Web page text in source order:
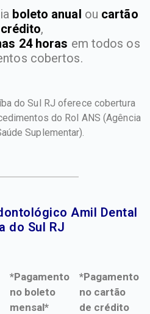
boleto anual ou cartão
,
24 horas em todos os
cobertos.
do Sul RJ oferece cobertura
do Rol ANS (Agência
Suplementar).
Amil Dental
do Sul RJ​
*Pagamento
no boleto
mensal*
*Pagamento
no cartão
de crédito